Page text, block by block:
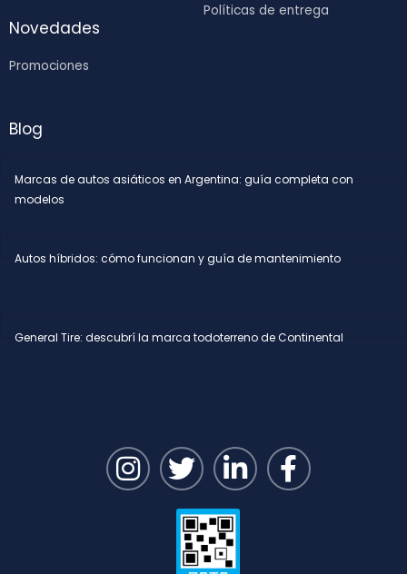
Novedades
Promociones
Políticas de entrega
Blog
Marcas de autos asiáticos en Argentina: guía completa con
modelos
Autos híbridos: cómo funcionan y guía de mantenimiento
General Tire: descubrí la marca todoterreno de Continental
I
n
T
w
i
t
L
i
n
F
a